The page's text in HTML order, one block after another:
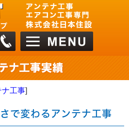
ナ工事]
で変わるアンテナ工事